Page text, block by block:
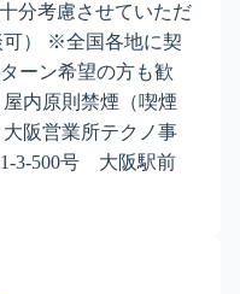
分考慮させていただ
可） ※全国各地に契
ーン希望の方も歓
内原則禁煙（喫煙
阪営業所テクノ事
3-500号 大阪駅前